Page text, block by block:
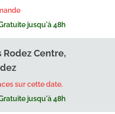
jusqu'à 48h
Rodez Centre,
sur cette date.
jusqu'à 48h